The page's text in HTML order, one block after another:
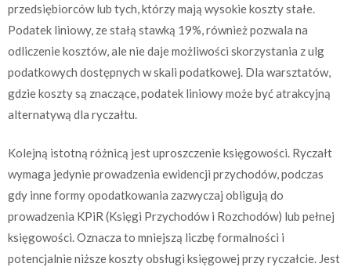
przedsiębiorców lub tych, którzy mają wysokie koszty stałe.
Podatek liniowy, ze stałą stawką 19%, również pozwala na
odliczenie kosztów, ale nie daje możliwości skorzystania z ulg
podatkowych dostępnych w skali podatkowej. Dla warsztatów,
gdzie koszty są znaczące, podatek liniowy może być atrakcyjną
alternatywą dla ryczałtu.
Kolejną istotną różnicą jest uproszczenie księgowości. Ryczałt
wymaga jedynie prowadzenia ewidencji przychodów, podczas
gdy inne formy opodatkowania zazwyczaj obligują do
prowadzenia KPiR (Księgi Przychodów i Rozchodów) lub pełnej
księgowości. Oznacza to mniejszą liczbę formalności i
potencjalnie niższe koszty obsługi księgowej przy ryczałcie. Jest